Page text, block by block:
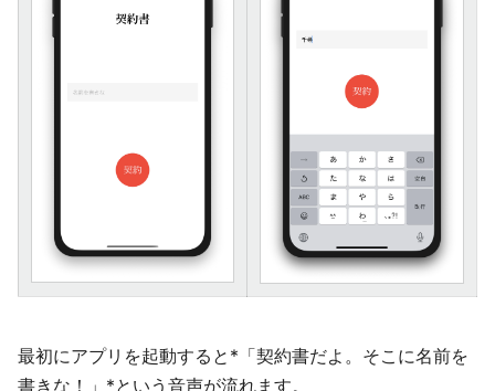
最初にアプリを起動すると*「契約書だよ。そこに名前を
書きな！」*という音声が流れます。